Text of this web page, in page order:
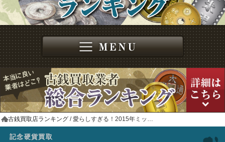
古銭買取店ランキング 愛らしすぎる！2015年ミッ…
記念硬貨買取